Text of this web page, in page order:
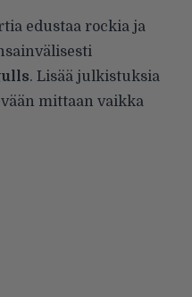
edustaa rockia ja
. Lisää julkistuksia
mittaan vaikka